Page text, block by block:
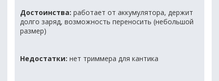
Достоинства: работает от аккумулятора, держит
долго заряд, возможность переносить (небольшой
размер)
Недостатки: нет триммера для кантика